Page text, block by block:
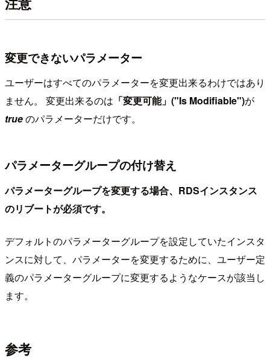
変更できないパラメーター
ユーザーはすべてのパラメーターを変更出来るわけではあり
ません。 変更出来るのは 「変更可能」("Is Modifiable")が
trueのパラメーターだけです。
パラメーターグループの付け替え
パラメーターグループを変更する場合、RDSインスタンス
のリブートが必須です。
デフォルトのパラメーターグループを設定していたインスタ
ンスに対して、パラメーターを変更するために、ユーザー定
義のパラメーターグループに変更するようなケースが該当し
ます。
参考